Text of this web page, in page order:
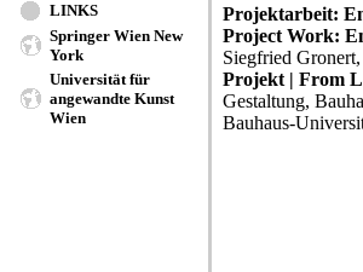
LINKS
Springer Wien New
York
Universität für
angewandte Kunst
Wien
Projektarbeit:
Project Work:
Siegfried
Projekt | From
Gestaltung,
Bauhaus-